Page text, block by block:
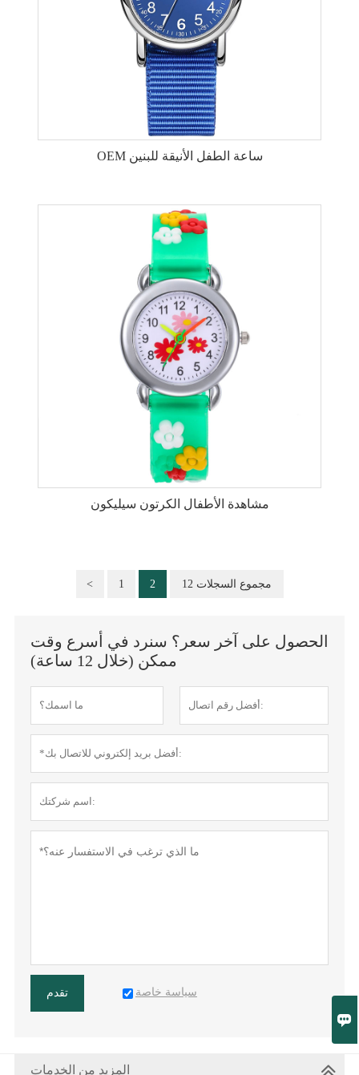

OEM ساعة الطفل الأنيقة للبنين
مشاهدة الأطفال الكرتون سيليكون
< 1 2 12 مجموع السجلات
الحصول على آخر سعر؟ سنرد في أسرع وقت
ممكن (خلال 12 ساعة)
تقدم سياسة خاصة
المزيد من الخدمات